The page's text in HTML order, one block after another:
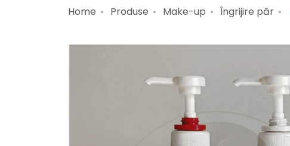
Home Produse Make-up Îngrijire păr